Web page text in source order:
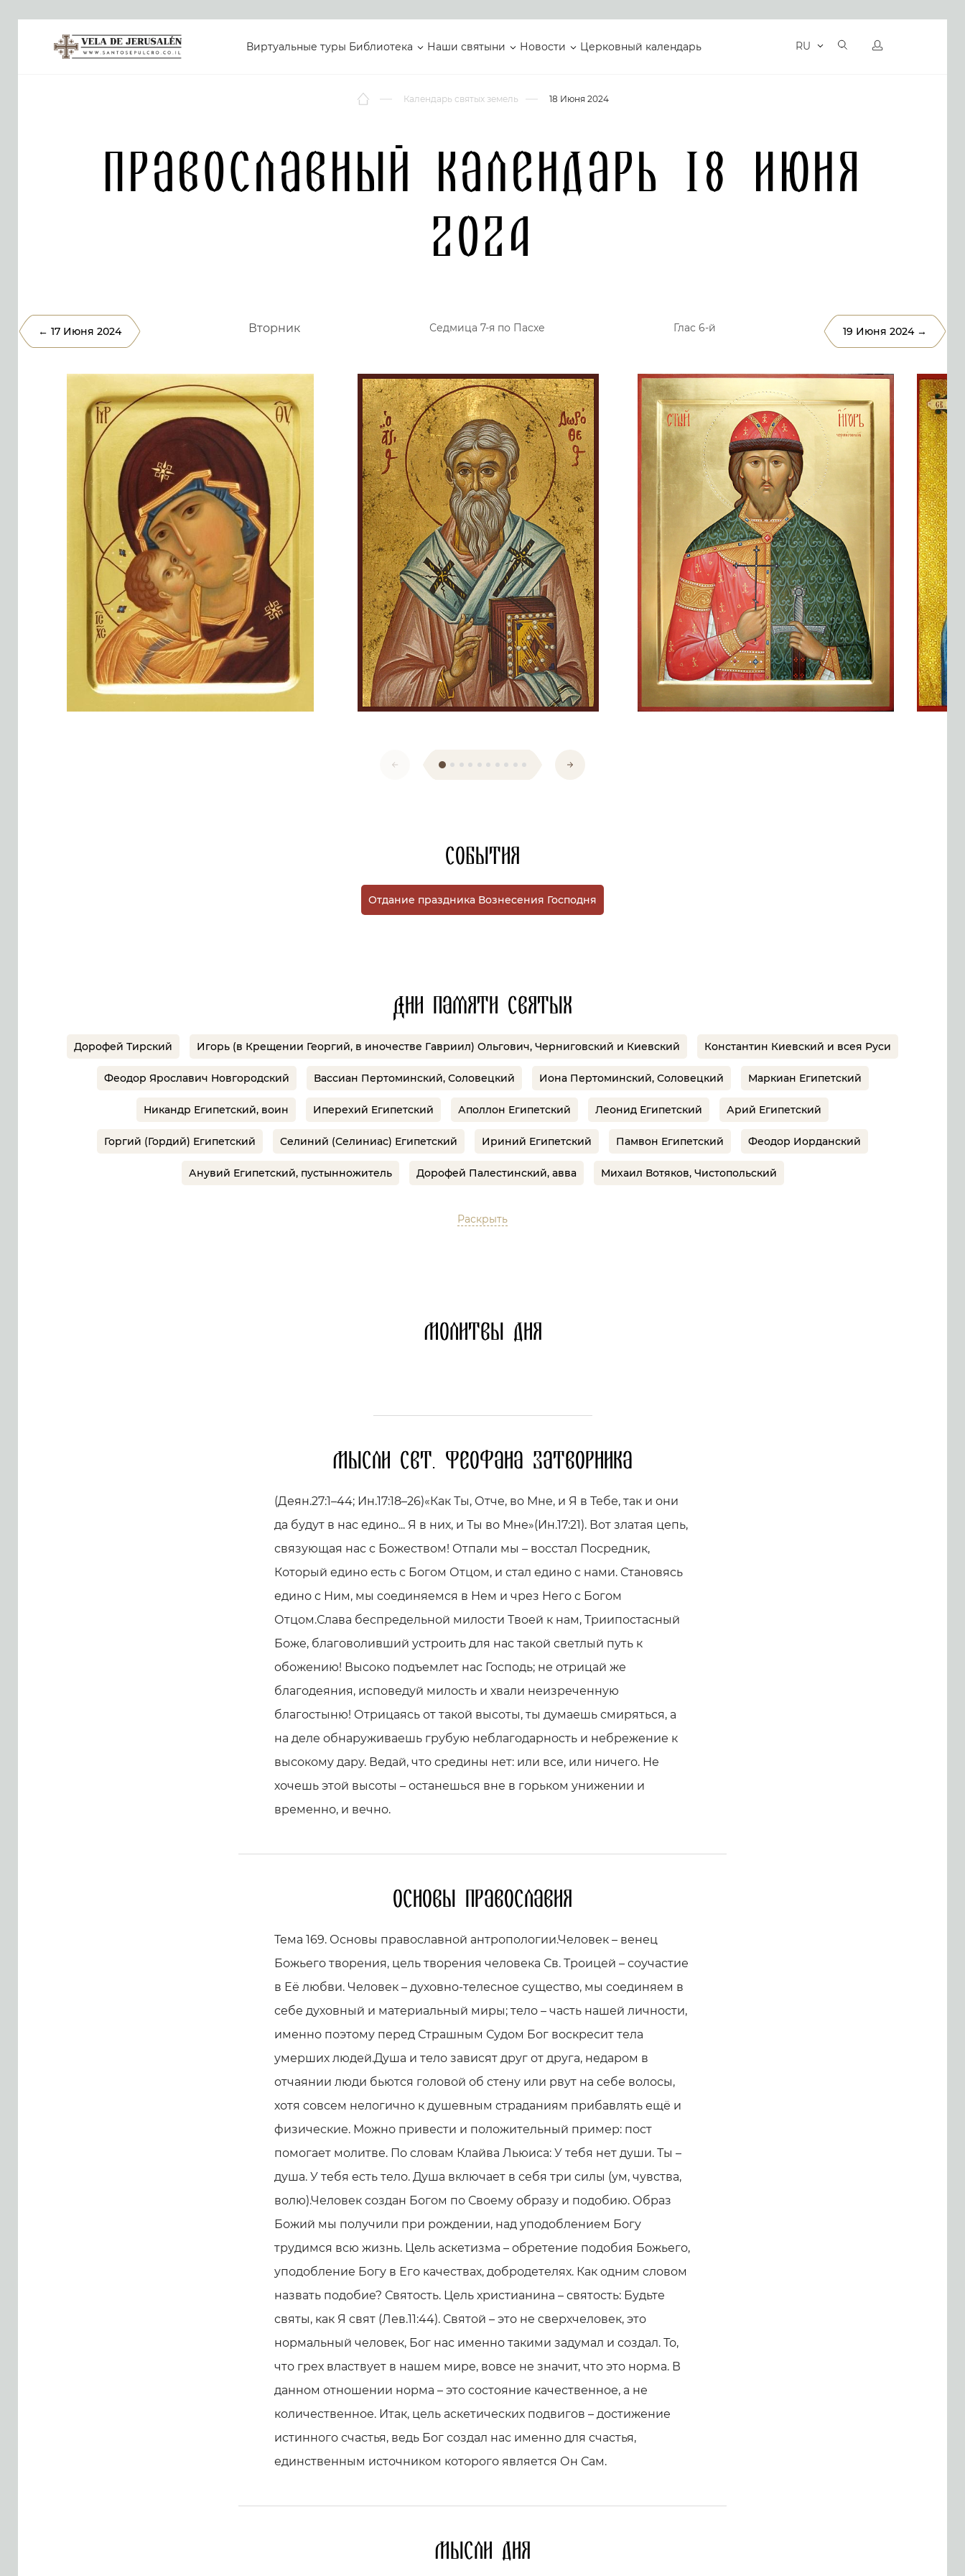
Виртуальные туры Библиотека Наши святыни Новости Церковный календарь RU
Календарь святых земель 18 Июня 2024
Православный календарь 18 Июня
2024
← 17 Июня 2024 Вторник Седмица 7-я по Пасхе Глас 6-й 19 Июня 2024 →
События
Отдание праздника Вознесения Господня
Дни памяти святых
Дорофей Тирский Игорь (в Крещении Георгий, в иночестве Гавриил) Ольгович, Черниговский и Киевский Константин Киевский и всея Руси
Феодор Ярославич Новгородский Вассиан Пертоминский, Соловецкий Иона Пертоминский, Соловецкий Маркиан Египетский
Никандр Египетский, воин Иперехий Египетский Аполлон Египетский Леонид Египетский Арий Египетский
Горгий (Гордий) Египетский Селиний (Селиниас) Египетский Ириний Египетский Памвон Египетский Феодор Иорданский
Анувий Египетский, пустынножитель Дорофей Палестинский, авва Михаил Вотяков, Чистопольский
Раскрыть
Молитвы дня
Мысли свт. Феофана Затворника
(Деян.27:1–44; Ин.17:18–26)«Как Ты, Отче, во Мне, и Я в Тебе, так и они
да будут в нас едино... Я в них, и Ты во Мне»(Ин.17:21). Вот златая цепь,
связующая нас с Божеством! Отпали мы – восстал Посредник,
Который едино есть с Богом Отцом, и стал едино с нами. Становясь
едино с Ним, мы соединяемся в Нем и чрез Него с Богом
Отцом.Слава беспредельной милости Твоей к нам, Триипостасный
Боже, благоволивший устроить для нас такой светлый путь к
обожению! Высоко подъемлет нас Господь; не отрицай же
благодеяния, исповедуй милость и хвали неизреченную
благостыню! Отрицаясь от такой высоты, ты думаешь смиряться, а
на деле обнаруживаешь грубую неблагодарность и небрежение к
высокому дару. Ведай, что средины нет: или все, или ничего. Не
хочешь этой высоты – останешься вне в горьком унижении и
временно, и вечно.
Основы православия
Тема 169. Основы православной антропологии.Человек – венец
Божьего творения, цель творения человека Св. Троицей – соучастие
в Её любви. Человек – духовно-телесное существо, мы соединяем в
себе духовный и материальный миры; тело – часть нашей личности,
именно поэтому перед Страшным Судом Бог воскресит тела
умерших людей.Душа и тело зависят друг от друга, недаром в
отчаянии люди бьются головой об стену или рвут на себе волосы,
хотя совсем нелогично к душевным страданиям прибавлять ещё и
физические. Можно привести и положительный пример: пост
помогает молитве. По словам Клайва Льюиса: У тебя нет души. Ты –
душа. У тебя есть тело. Душа включает в себя три силы (ум, чувства,
волю).Человек создан Богом по Своему образу и подобию. Образ
Божий мы получили при рождении, над уподоблением Богу
трудимся всю жизнь. Цель аскетизма – обретение подобия Божьего,
уподобление Богу в Его качествах, добродетелях. Как одним словом
назвать подобие? Святость. Цель христианина – святость: Будьте
святы, как Я свят (Лев.11:44). Святой – это не сверхчеловек, это
нормальный человек, Бог нас именно такими задумал и создал. То,
что грех властвует в нашем мире, вовсе не значит, что это норма. В
данном отношении норма – это состояние качественное, а не
количественное. Итак, цель аскетических подвигов – достижение
истинного счастья, ведь Бог создал нас именно для счастья,
единственным источником которого является Он Сам.
Мысли дня